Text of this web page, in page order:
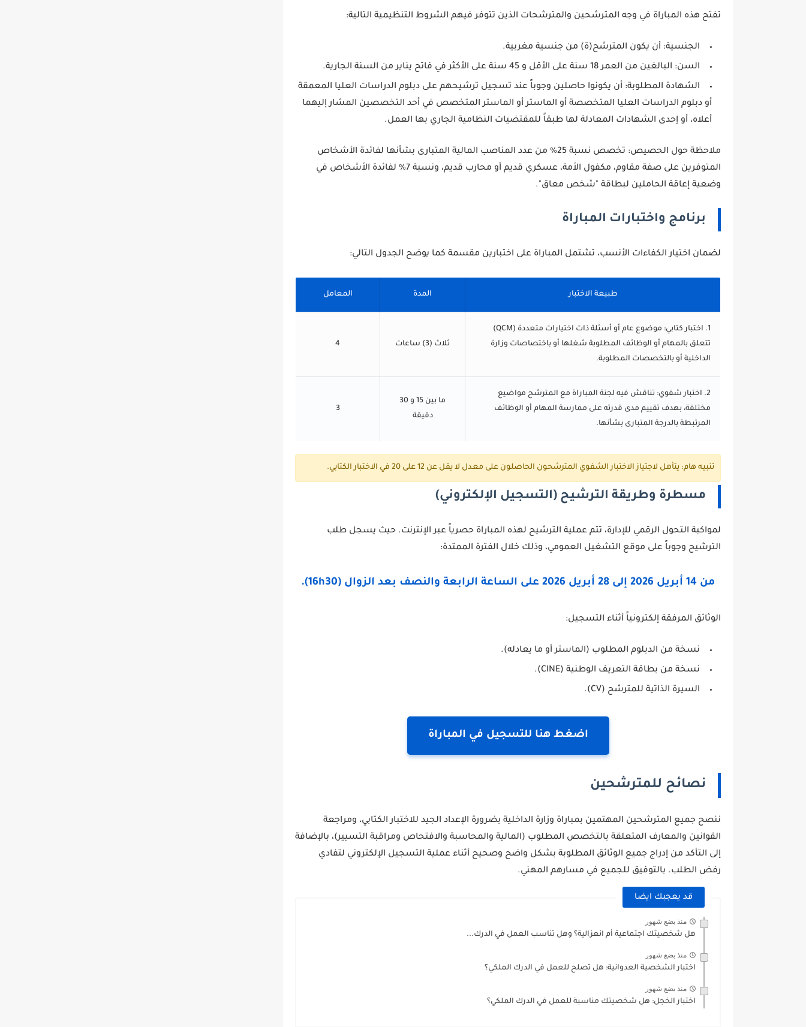
تفتح هذه المباراة في وجه المترشحين والمترشحات الذين تتوفر فيهم الشروط التنظيمية التالية:
الجنسية: أن يكون المترشح(ة) من جنسية مغربية.
السن: البالغين من العمر 18 سنة على الأقل و 45 سنة على الأكثر في فاتح يناير من السنة الجارية.
الشهادة المطلوبة: أن يكونوا حاصلين وجوباً عند تسجيل ترشيحهم على دبلوم الدراسات العليا المعمقة
أو دبلوم الدراسات العليا المتخصصة أو الماستر أو الماستر المتخصص في أحد التخصصين المشار إليهما
أعلاه، أو إحدى الشهادات المعادلة لها طبقاً للمقتضيات النظامية الجاري بها العمل.
ملاحظة حول الحصيص:
تخصص نسبة 25% من عدد المناصب المالية المتبارى بشأنها لفائدة الأشخاص
المتوفرين على صفة مقاوم، مكفول الأمة، عسكري قديم أو محارب قديم، ونسبة 7% لفائدة الأشخاص في
وضعية إعاقة الحاملين لبطاقة "شخص معاق".
برنامج واختبارات المباراة
لضمان اختيار الكفاءات الأنسب، تشتمل المباراة على اختبارين مقسمة كما يوضح الجدول التالي:
طبيعة الاختبار المدة المعامل
1. اختبار كتابي:
موضوع عام أو أسئلة ذات اختيارات متعددة (QCM)
تتعلق بالمهام أو الوظائف المطلوبة شغلها أو باختصاصات وزارة
الداخلية أو بالتخصصات المطلوبة.
ثلاث (3) ساعات 4
2. اختبار شفوي:
تناقش فيه لجنة المباراة مع المترشح مواضيع
مختلفة، بهدف تقييم مدى قدرته على ممارسة المهام أو الوظائف
المرتبطة بالدرجة المتبارى بشأنها.
ما بين 15 و 30
دقيقة
3
تنبيه هام: يتأهل لاجتياز الاختبار الشفوي المترشحون الحاصلون على معدل لا يقل عن 12 على 20 في الاختبار الكتابي.
مسطرة وطريقة الترشيح (التسجيل الإلكتروني)
لمواكبة التحول الرقمي للإدارة، تتم عملية الترشيح لهذه المباراة حصرياً عبر الإنترنت. حيث يسجل طلب
الترشيح وجوباً على موقع التشغيل العمومي، وذلك خلال الفترة الممتدة:
من 14 أبريل 2026 إلى 28 أبريل 2026 على الساعة الرابعة والنصف بعد الزوال (16h30).
الوثائق المرفقة إلكترونياً أثناء التسجيل:
نسخة من الدبلوم المطلوب (الماستر أو ما يعادله).
نسخة من بطاقة التعريف الوطنية (CINE).
السيرة الذاتية للمترشح (CV).
اضغط هنا للتسجيل في المباراة
نصائح للمترشحين
ننصح جميع المترشحين المهتمين بمباراة وزارة الداخلية بضرورة الإعداد الجيد للاختبار الكتابي، ومراجعة
القوانين والمعارف المتعلقة بالتخصص المطلوب (المالية والمحاسبة والافتحاص ومراقبة التسيير)، بالإضافة
إلى التأكد من إدراج جميع الوثائق المطلوبة بشكل واضح وصحيح أثناء عملية التسجيل الإلكتروني لتفادي
رفض الطلب. بالتوفيق للجميع في مسارهم المهني.
قد يعجبك ايضا
منذ بضع شهور
هل شخصيتك اجتماعية أم انعزالية؟ وهل تناسب العمل في الدرك...
منذ بضع شهور
اختبار الشخصية العدوانية: هل تصلح للعمل في الدرك الملكي؟
منذ بضع شهور
اختبار الخجل: هل شخصيتك مناسبة للعمل في الدرك الملكي؟